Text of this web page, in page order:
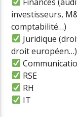
investisseurs,
comptabilité…)
Juridique
droit européen…)
RSE
RH
IT